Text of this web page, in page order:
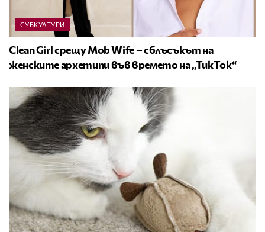
СУБКУЛТУРИ
Clean Girl срещу Mob Wife – сблъсъкът на
женските архетипи във времето на „ТикТок“